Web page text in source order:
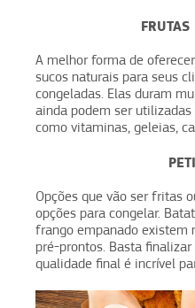
A melhor forma de
sucos naturais para seus
congeladas. Elas duram
ainda podem ser
como vitaminas, geleias,
Opções que vão ser fritas
opções para congelar.
frango empanado existem
pré-prontos. Basta
qualidade final é incrível